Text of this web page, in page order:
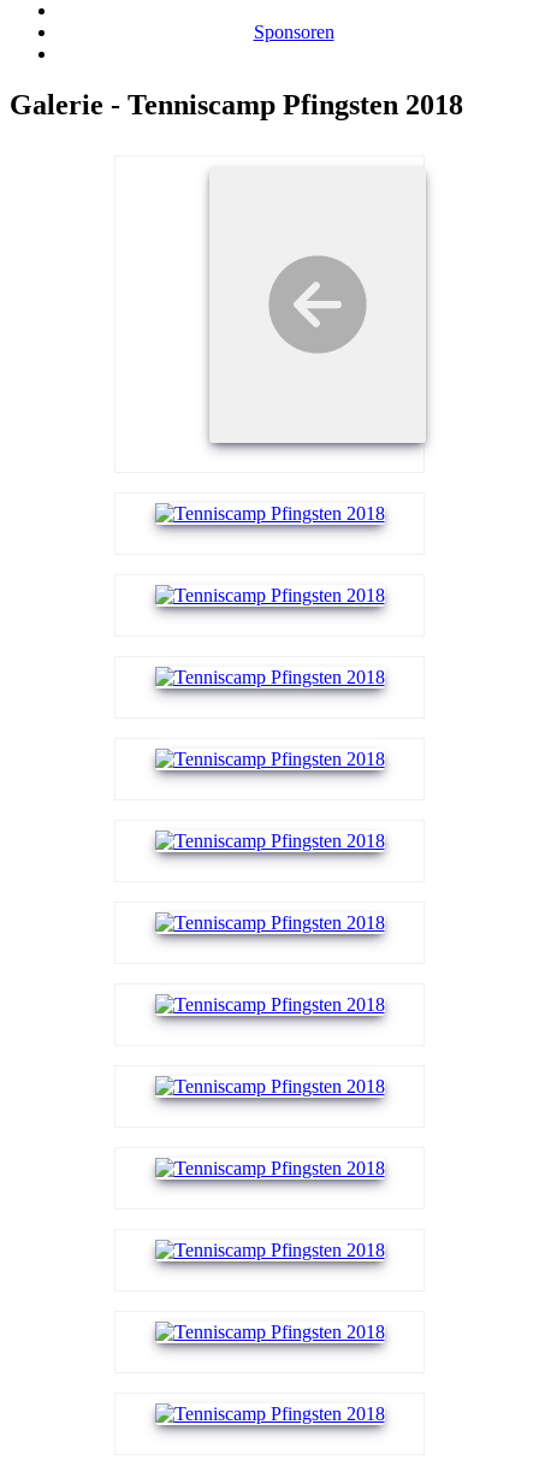
Sponsoren
Galerie - Tenniscamp Pfingsten 2018